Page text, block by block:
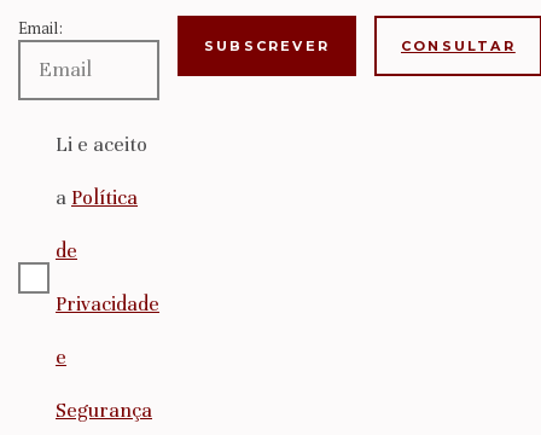
Email:
Li e aceito
a Política
de
Privacidade
e
Segurança
CONSULTAR